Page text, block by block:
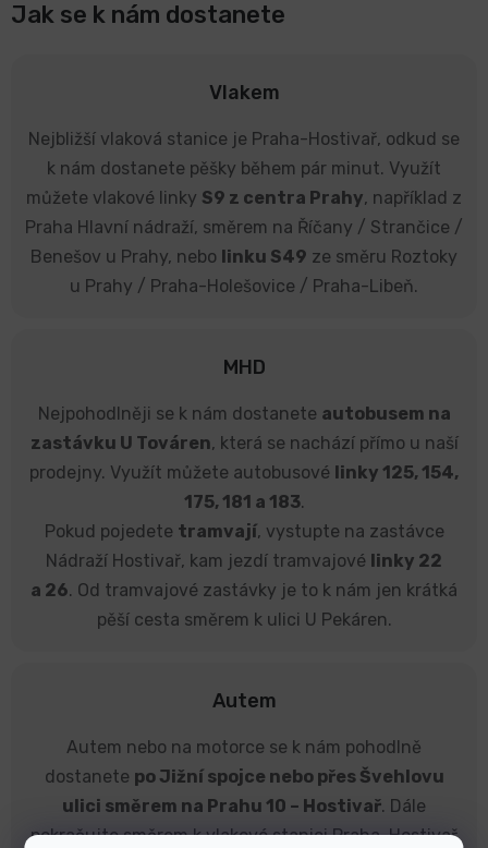
Jak se k nám dostanete
Vlakem
Nejbližší vlaková stanice je Praha-Hostivař, odkud se
k nám dostanete pěšky během pár minut. Využít
můžete vlakové linky S9 z centra Prahy, například z
Praha Hlavní nádraží, směrem na Říčany / Strančice /
Benešov u Prahy, nebo linku S49 ze směru Roztoky
u Prahy / Praha-Holešovice / Praha-Libeň.
MHD
Nejpohodlněji se k nám dostanete autobusem na
zastávku U Továren, která se nachází přímo u naší
prodejny. Využít můžete autobusové linky 125, 154,
175, 181 a 183.
Pokud pojedete tramvají, vystupte na zastávce
Nádraží Hostivař, kam jezdí tramvajové linky 22
a 26. Od tramvajové zastávky je to k nám jen krátká
pěší cesta směrem k ulici U Pekáren.
Autem
Autem nebo na motorce se k nám pohodlně
dostanete po Jižní spojce nebo přes Švehlovu
ulici směrem na Prahu 10 – Hostivař. Dále
pokračujte směrem k vlakové stanici Praha-Hostivař